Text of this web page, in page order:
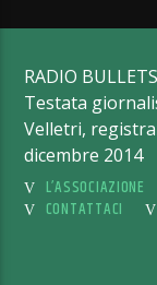
RADIO
Testata
Velletri,
dicembre 2014
L’ASSOCIAZIONE
CONTATTACI